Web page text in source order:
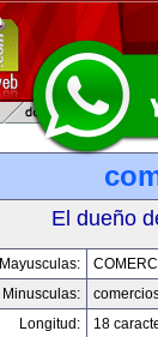
El dueño
Mayusculas:
Minusculas:
Longitud:
18